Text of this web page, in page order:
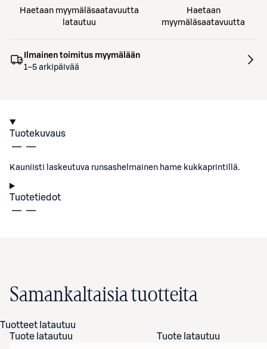
Haetaan myymäläsaatavuutta
latautuu
Haetaan
myymäläsaatavuutta
Ilmainen toimitus myymälään
1–5 arkipäivää
Tuotekuvaus
Kauniisti laskeutuva runsashelmainen hame kukkaprintillä.
Tuotetiedot
Samankaltaisia tuotteita
Tuotteet latautuu
Tuote latautuu
Tuote latautuu